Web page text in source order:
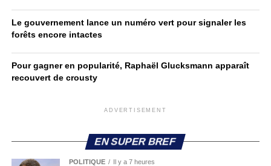
Le gouvernement lance un numéro vert pour signaler les
forêts encore intactes
Pour gagner en popularité, Raphaël Glucksmann apparaît
recouvert de crousty
ADVERTISEMENT
EN SUPER BREF
POLITIQUE Il y a 7 heures